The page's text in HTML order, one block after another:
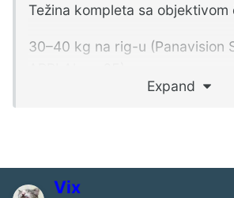
Težina kompleta sa objektivom
30–40 kg na rig-u (Panavision
Expand
Vix